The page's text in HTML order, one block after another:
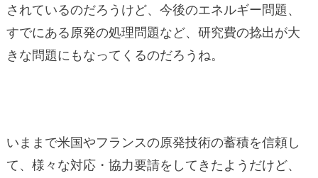
されているのだろうけど、今後のエネルギー問題、
すでにある原発の処理問題など、研究費の捻出が大
きな問題にもなってくるのだろうね。
いままで米国やフランスの原発技術の蓄積を信頼し
て、様々な対応・協力要請をしてきたようだけど、